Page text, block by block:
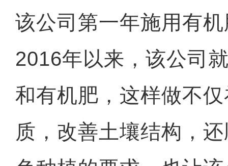
该公司第一年施用有
2016年以来，该公司
和有机肥，这样做不
质，改善土壤结构，